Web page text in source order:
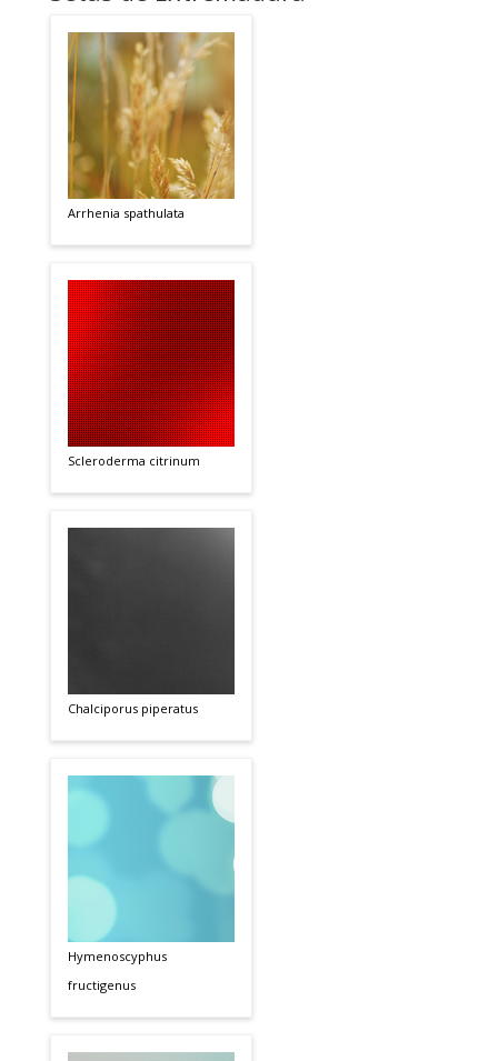
Arrhenia spathulata
Scleroderma citrinum
Chalciporus piperatus
Hymenoscyphus
fructigenus